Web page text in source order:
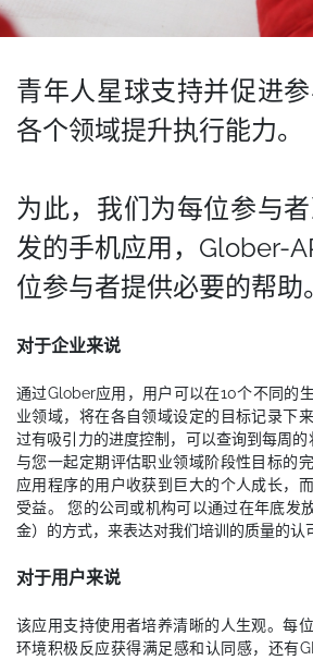
青年人星球支持并促进
各个领域提升执行能力。
为此，我们为每位参与
发的手机应用，Glober-
位参与者提供必要的帮助。
对于企业来说
通过Glober应用，用户可以在10个不同的
业领域，将在各自领域设定的目标记录下
过有吸引力的进度控制，可以查询到每周
与您一起定期评估职业领域阶段性目标的
应用程序的用户收获到巨大的个人成长，
受益。 您的公司或机构可以通过在年底发
金）的方式，来表达对我们培训的质量的认
对于用户来说
该应用支持使用者培养清晰的人生观。每
环境积极反应获得满足感和认同感，还有